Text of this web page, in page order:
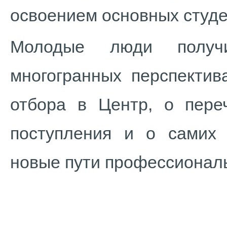
освоением основных
Молодые люди
многогранных
отбора в Центр, о
поступления и о самих
новые пути